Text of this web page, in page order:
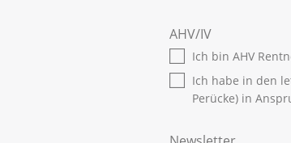
AHV/IV
Ich bin AHV
Ich habe in den
Perücke) in